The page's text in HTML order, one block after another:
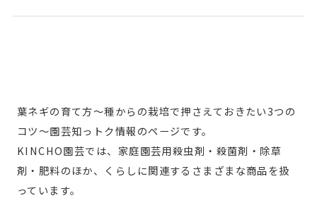
葉ネギの育て方～種からの栽培で押さえておきたい3つの
コツ～園芸知っトク情報のページです。
KINCHO園芸では、家庭園芸用殺虫剤・殺菌剤・除草
剤・肥料のほか、くらしに関連するさまざまな商品を扱
っています。